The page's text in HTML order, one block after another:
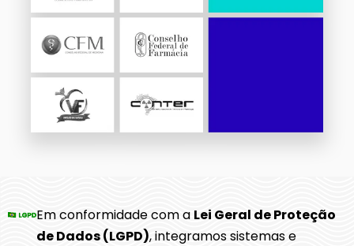
Em conformidade com a Lei Geral de Proteção
de Dados (LGPD), integramos sistemas e